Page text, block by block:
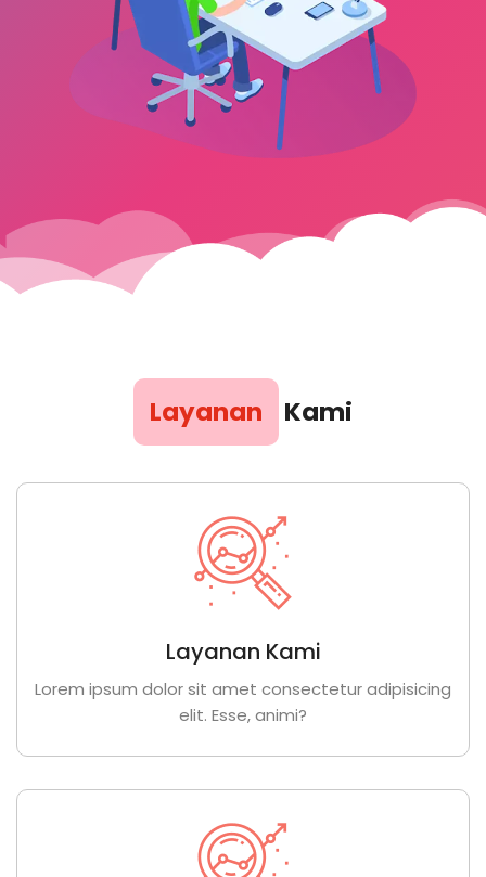
Layanan Kami
Layanan Kami
Lorem ipsum dolor sit amet consectetur adipisicing
elit. Esse, animi?